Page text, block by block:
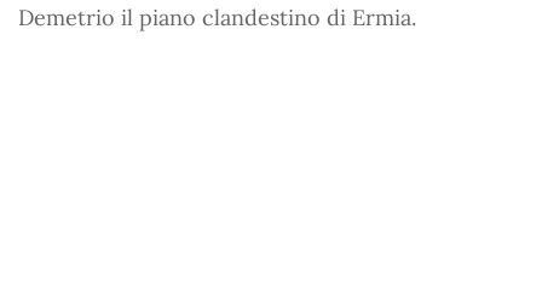
Demetrio il piano clandestino di Ermia.